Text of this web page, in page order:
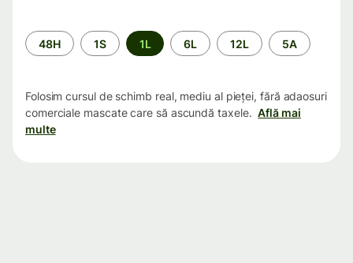
Perioada
48H 1S 1L 6L 12L 5A
Folosim cursul de schimb real, mediu al pieței, fără adaosuri
comerciale mascate care să ascundă taxele. Află mai
multe